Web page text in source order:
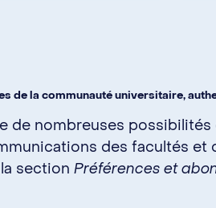
de la communauté universitaire,
de nombreuses possibilités
des facultés et
section Préférences et